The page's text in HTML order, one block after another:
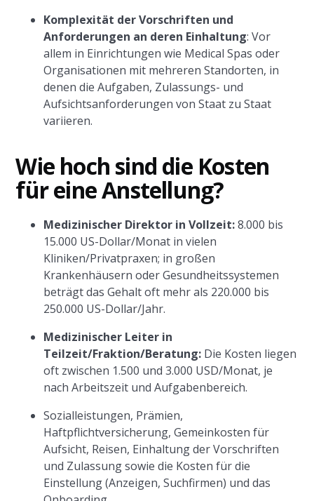
Komplexität der Vorschriften und
Anforderungen an deren Einhaltung: Vor
allem in Einrichtungen wie Medical Spas oder
Organisationen mit mehreren Standorten, in
denen die Aufgaben, Zulassungs- und
Aufsichtsanforderungen von Staat zu Staat
variieren.
Wie hoch sind die Kosten
für eine Anstellung?
Medizinischer Direktor in Vollzeit:8.000 bis
15.000 US-Dollar/Monat in vielen
Kliniken/Privatpraxen; in großen
Krankenhäusern oder Gesundheitssystemen
beträgt das Gehalt oft mehr als 220.000 bis
250.000 US-Dollar/Jahr.
Medizinischer Leiter in
Teilzeit/Fraktion/Beratung: Die Kosten liegen
oft zwischen 1.500 und 3.000 USD/Monat, je
nach Arbeitszeit und Aufgabenbereich.
Sozialleistungen, Prämien,
Haftpflichtversicherung, Gemeinkosten für
Aufsicht, Reisen, Einhaltung der Vorschriften
und Zulassung sowie die Kosten für die
Einstellung (Anzeigen, Suchfirmen) und das